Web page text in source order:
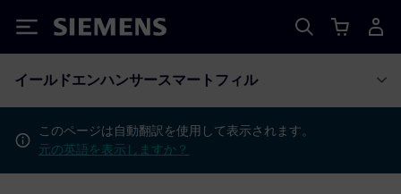
Siemens
イールドエンハンサースマートフィル
このページは自動翻訳を使用して表示されます。
元の英語を表示しますか？